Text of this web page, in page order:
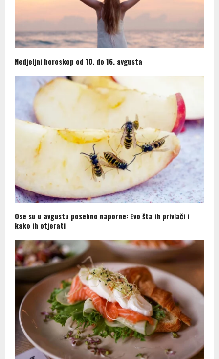
Nedjeljni horoskop od 10. do 16. avgusta
Ose su u avgustu posebno naporne: Evo šta ih privlači i
kako ih otjerati